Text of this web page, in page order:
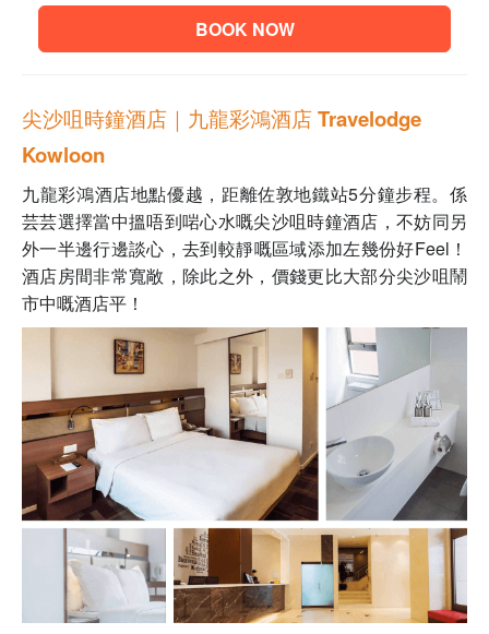
BOOK NOW
尖沙咀時鐘酒店｜九龍彩鴻酒店 Travelodge
Kowloon
九龍彩鴻酒店地點優越，距離佐敦地鐵站5分鐘步程。係
芸芸選擇當中搵唔到啱心水嘅尖沙咀時鐘酒店，不妨同另
外一半邊行邊談心，去到較靜嘅區域添加左幾份好Feel！
酒店房間非常寬敞，除此之外，價錢更比大部分尖沙咀鬧
市中嘅酒店平！